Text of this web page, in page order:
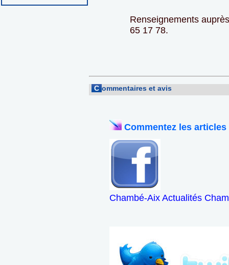
Renseignements
65 17 78.
C ommentaires et avis
Commentez les
Chambé-Aix Actualités